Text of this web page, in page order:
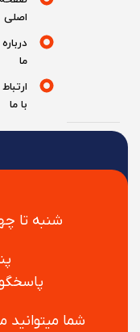
شنبه تا
شما میتوانید
درباره
ارتباط